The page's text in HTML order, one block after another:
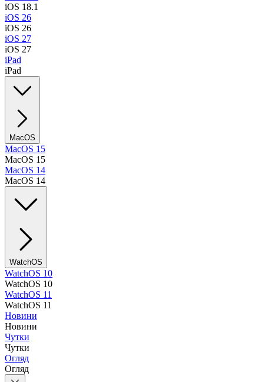
iOS 18.1
iOS 26
iOS 26
iOS 27
iOS 27
iPad
iPad
MacOS
MacOS 15
MacOS 15
MacOS 14
MacOS 14
WatchOS
WatchOS 10
WatchOS 10
WatchOS 11
WatchOS 11
Новини
Новини
Чутки
Чутки
Огляд
Огляд